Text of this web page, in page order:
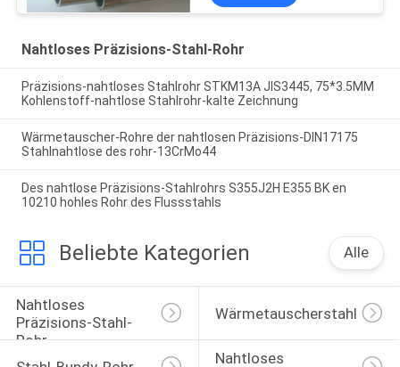
Nahtloses Präzisions-Stahl-Rohr
Präzisions-nahtloses Stahlrohr STKM13A JIS3445, 75*3.5MM
Kohlenstoff-nahtlose Stahlrohr-kalte Zeichnung
Wärmetauscher-Rohre der nahtlosen Präzisions-DIN17175
Stahlnahtlose des rohr-13CrMo44
Des nahtlose Präzisions-Stahlrohrs S355J2H E355 BK en
10210 hohles Rohr des Flussstahls
Beliebte Kategorien Alle
Nahtloses
Präzisions-Stahl-
Rohr
Wärmetauscherstahlrohr
Nahtloses